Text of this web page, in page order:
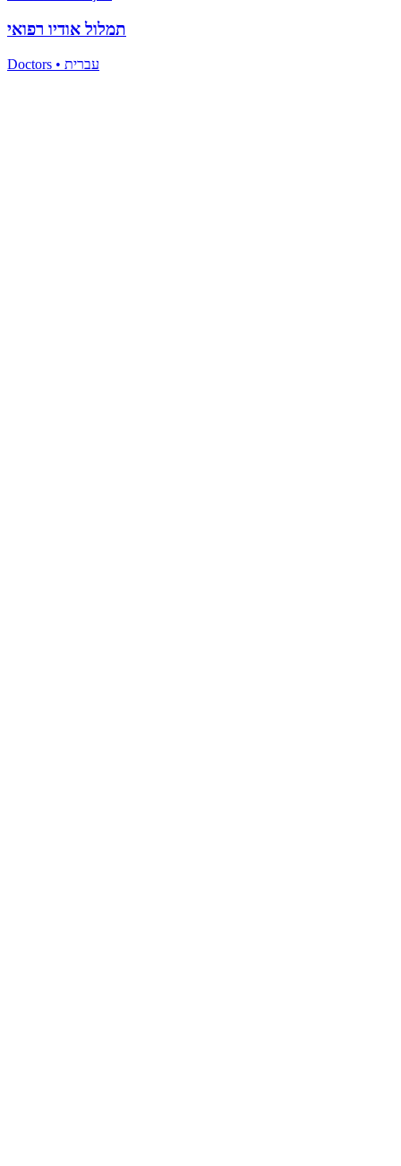
תמלול אודיו רפואי
Doctors • עברית